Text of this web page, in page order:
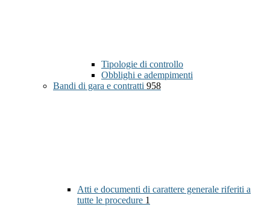
Tipologie di controllo
Obblighi e adempimenti
Bandi di gara e contratti 958
Atti e documenti di carattere generale riferiti a
tutte le procedure 1